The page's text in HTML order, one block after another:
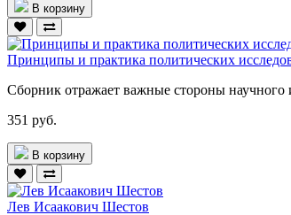
В корзину
Принципы и практика политических
Сборник отражает важные стороны научного
351 руб.
В корзину
Лев Исаакович Шестов